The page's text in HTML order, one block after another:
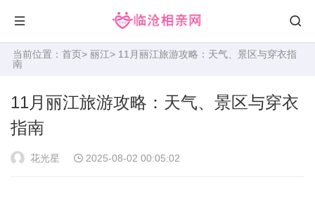
当前位置： 首页> 丽江> 11月丽江旅游攻略：天气、景区与穿衣指
南
11月丽江旅游攻略：天气、景区与穿衣
指南
花光星 2025-08-02 00:05:02